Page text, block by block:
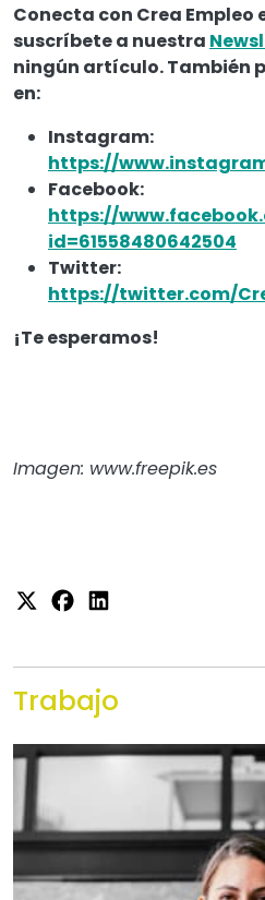
Conecta con Crea Empleo
suscríbete a nuestra
ningún artículo. También
en:
Instagram:
https://
Facebook:
https://
id=61558480642504
Twitter:
https://twitter.com/
¡Te esperamos!
Imagen: www.freepik.es
Trabajo